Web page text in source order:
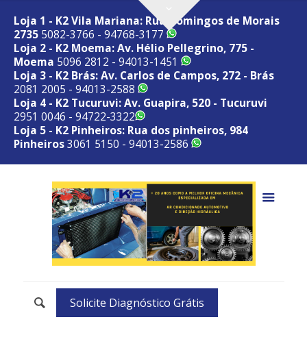
Loja 1 - K2 Vila Mariana: Rua Domingos de Morais
2735 5082-3766 - 94768-3177
Loja 2 - K2 Moema: Av. Hélio Pellegrino, 775 -
Moema 5096 2812 - 94013-1451
Loja 3 - K2 Brás: Av. Carlos de Campos, 272 - Brás
2081 2005 - 94013-2588
Loja 4 - K2 Tucuruvi: Av. Guapira, 520 - Tucuruvi
2951 0046 - 94722-3322
Loja 5 - K2 Pinheiros: Rua dos pinheiros, 984
Pinheiros3061 5150 - 94013-2586
Solicite Diagnóstico Grátis